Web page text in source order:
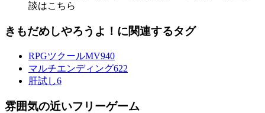
談はこちら
きもだめしやろうよ！に関連するタグ
RPGツクールMV940
マルチエンディング622
肝試し6
雰囲気の近いフリーゲーム